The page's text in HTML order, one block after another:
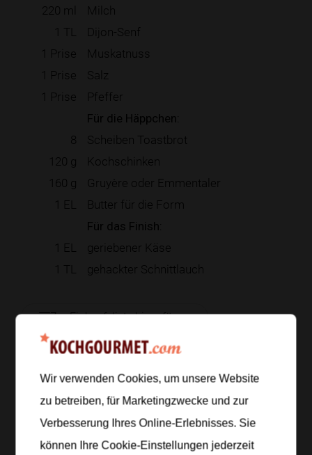
220 ml
Milch
1 TL
Dijon-Senf
1 Prise
Muskatnuss
1 Prise
Salz
1 Prise Pfeffer
Für die Häppchen:
8
Scheiben Toastbrot
120 g
Kochschinken
160 g
Gruyère oder Emmentaler
1 EL Butter für die Form
Für das Finish:
1 EL
geriebener Käse
1 TL gehackter Schnittlauch
Zur Einkaufsliste hinzufügen
Zubereitung
Schritt 1/6
Für die Béchamel Butter in einem kleinen Topf
Wir verwenden Cookies, um unsere Website
zu betreiben, für Marketingzwecke und zur
Verbesserung Ihres Online-Erlebnisses. Sie
können Ihre Cookie-Einstellungen jederzeit